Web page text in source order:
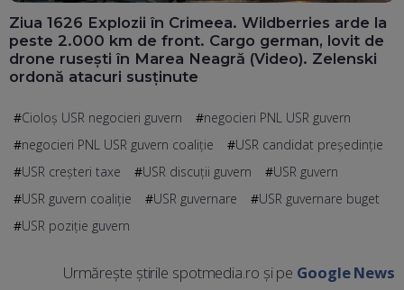
Ziua 1626 Explozii în Crimeea. Wildberries arde la
peste 2.000 km de front. Cargo german, lovit de
drone rusești în Marea Neagră (Video). Zelenski
ordonă atacuri susținute
Cioloș USR negocieri guvern
negocieri PNL USR guvern
negocieri PNL USR guvern coaliție
USR candidat președinție
USR creșteri taxe
USR discuții guvern
USR guvern
USR guvern coaliție
USR guvernare
USR guvernare buget
USR poziție guvern
Urmărește știrile spotmedia.ro și pe Google News